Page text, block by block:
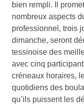
bien rempli. Il
nombreux aspects
professionnel, trois
dimanche, seront
tessinoise des
avec cinq
créneaux horaires,
quotidiens des
qu’ils puissent les